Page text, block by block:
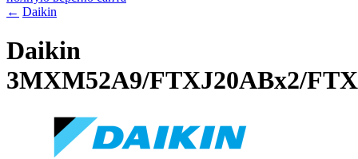
← Daikin
Daikin
3MXM52A9/FTXJ20ABx2/